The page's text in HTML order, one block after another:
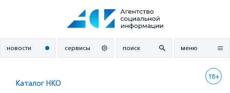
новости сервисы поиск меню
18+
Каталог НКО